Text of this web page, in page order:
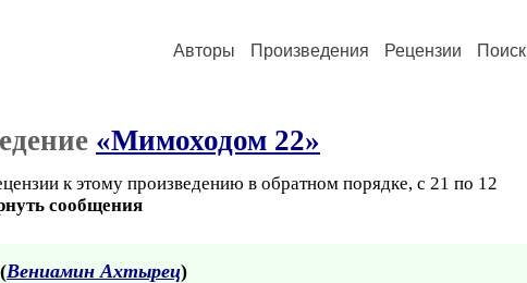
Авторы Произведения Рецензии Поиск
«Мимоходом 22»
к этому произведению в обратном порядке, с 21 по 12
сообщения
Вениамин Ахтырец)